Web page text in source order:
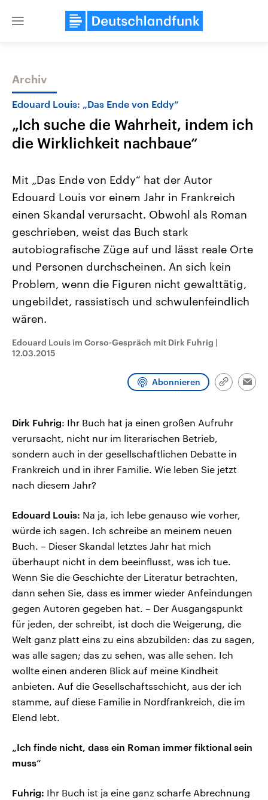
Close
Themen
Landtagswahl Sachsen-Anhalt
2026
Alle Informationen
Sachsen-Anhalt wählt am 6.
September 2026 einen neuen
Landtag. Seit 2021 wird das
Bundesland von einer Koalition aus
Umfragen, Prognosen,
Wahlprogramme, aktuelle Berichte
und Hintergründe zu den Parteien
und Kandidaten der anstehenden
Wahl.
Aktuelle Beiträge,
Hintergründe
Wirtschaftlich und
gehören die Vereinigten
den mächtigsten Ländern
mit großem Einfluss auf
Sendungen Programm Podcasts
Archiv
Edouard Louis: „Das Ende von Eddy“
„Ich suche die Wahrheit, indem ich
die Wirklichkeit nachbaue“
Mit „Das Ende von Eddy“ hat der Autor
Edouard Louis vor einem Jahr in Frankreich
einen Skandal verursacht. Obwohl als Roman
geschrieben, weist das Buch stark
autobiografische Züge auf und lässt reale Orte
und Personen durchscheinen. An sich kein
Problem, wenn die Figuren nicht gewalttätig,
ungebildet, rassistisch und schwulenfeindlich
wären.
Edouard Louis im Corso-Gespräch mit Dirk Fuhrig |
12.03.2015
Abonnieren
Link
Dirk Fuhrig: Ihr Buch hat ja einen großen Aufruhr
verursacht, nicht nur im literarischen Betrieb,
sondern auch in der gesellschaftlichen Debatte in
Frankreich und in ihrer Familie. Wie leben Sie jetzt
nach diesem Jahr?
Edouard Louis: Na ja, ich lebe genauso wie vorher,
würde ich sagen. Ich schreibe an meinem neuen
Buch. – Dieser Skandal letztes Jahr hat mich
überhaupt nicht in dem beeinflusst, was ich tue.
Wenn Sie die Geschichte der Literatur betrachten,
dann sehen Sie, dass es immer wieder Anfeindungen
gegen Autoren gegeben hat. – Der Ausgangspunkt
für jeden, der schreibt, ist doch die Weigerung, die
Welt ganz platt eins zu eins abzubilden: das zu sagen,
was alle sagen; das zu sehen, was alle sehen. Ich
wollte einen anderen Blick auf meine Kindheit
anbieten. Auf die Gesellschaftsschicht, aus der ich
stamme, auf diese Familie in Nordfrankreich, die im
Elend lebt.
„Ich finde nicht, dass ein Roman immer fiktional sein
muss“
Fuhrig: Ihr Buch ist ja eine ganz scharfe Abrechnung